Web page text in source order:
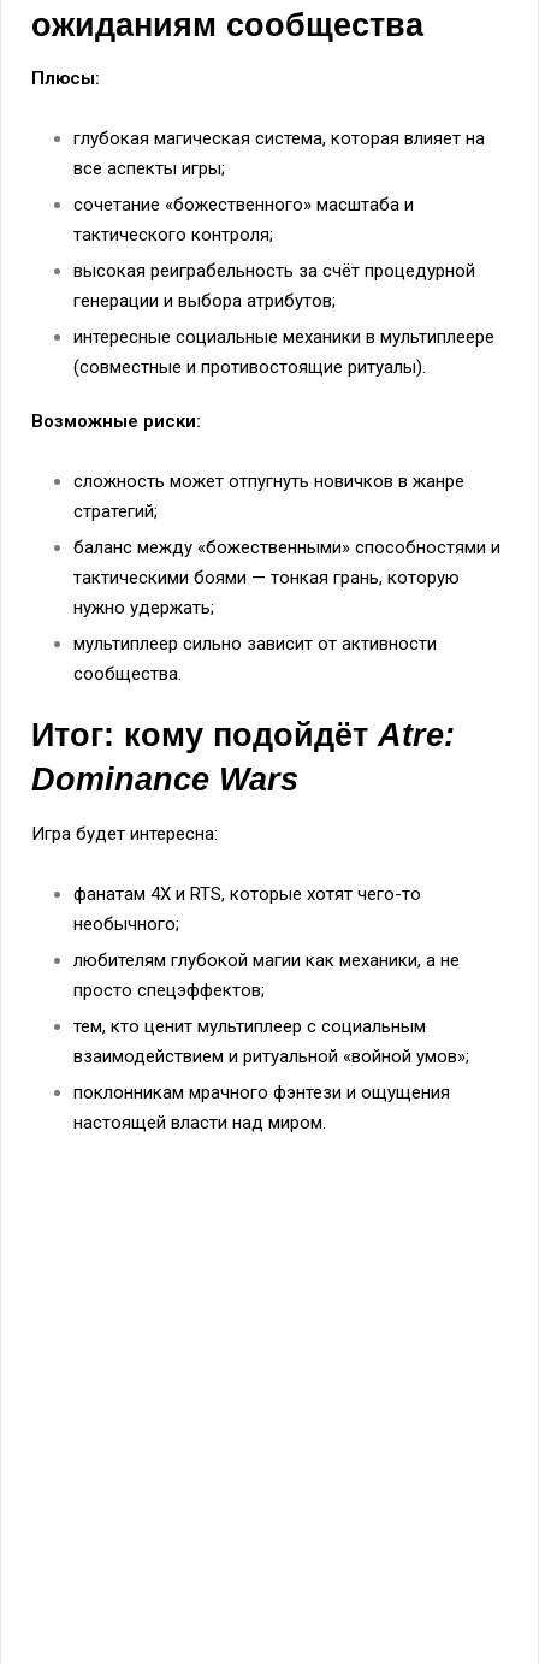
ожиданиям сообщества
Плюсы:
глубокая магическая система, которая влияет на
все аспекты игры;
сочетание «божественного» масштаба и
тактического контроля;
высокая реиграбельность за счёт процедурной
генерации и выбора атрибутов;
интересные социальные механики в мультиплеере
(совместные и противостоящие ритуалы).
Возможные риски:
сложность может отпугнуть новичков в жанре
стратегий;
баланс между «божественными» способностями и
тактическими боями — тонкая грань, которую
нужно удержать;
мультиплеер сильно зависит от активности
сообщества.
Итог: кому подойдётAtre:
Dominance Wars
Игра будет интересна:
фанатам 4X и RTS, которые хотят чего-то
необычного;
любителям глубокой магии как механики, а не
просто спецэффектов;
тем, кто ценит мультиплеер с социальным
взаимодействием и ритуальной «войной умов»;
поклонникам мрачного фэнтези и ощущения
настоящей власти над миром.